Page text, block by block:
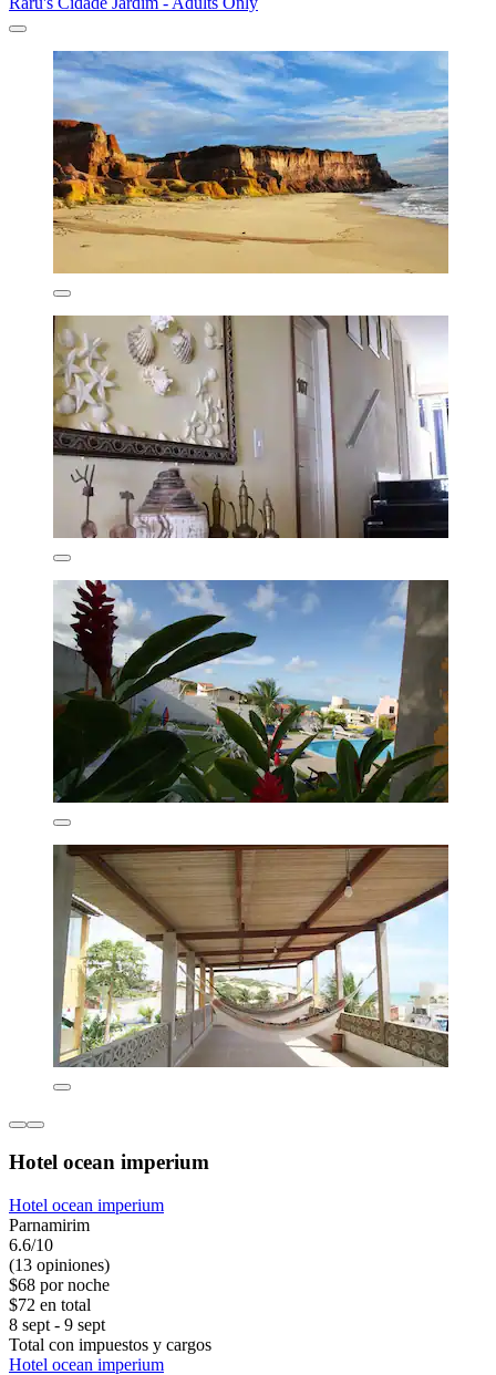
Hotel ocean imperium
Hotel ocean imperium
Parnamirim
6.6/10
(13 opiniones)
$68 por noche
$72 en total
8 sept - 9 sept
Total con impuestos y cargos
Hotel ocean imperium